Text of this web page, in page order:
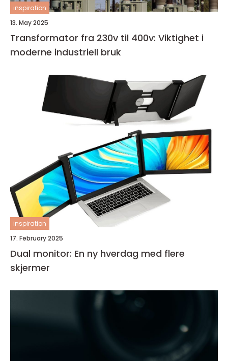
inspiration
13. May 2025
Transformator fra 230v til 400v: Viktighet i
moderne industriell bruk
inspiration
17. February 2025
Dual monitor: En ny hverdag med flere
skjermer